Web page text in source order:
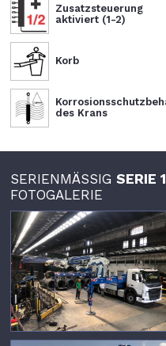
Zusatzsteuerung
aktiviert (1-2)
Korb
des Krans
SERIENMÄSSIG SERIE
FOTOGALERIE